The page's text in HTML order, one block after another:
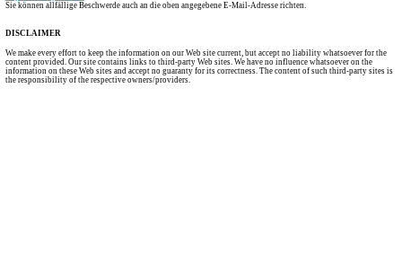
Sie können allfällige Beschwerde auch an die oben angegebene E-Mail-Adresse richten.
DISCLAIMER
We make every effort to keep the information on our Web site current, but accept no liability whatsoever for the
content provided. Our site contains links to third-party Web sites. We have no influence whatsoever on the
information on these Web sites and accept no guaranty for its correctness. The content of such third-party sites is
the responsibility of the respective owners/providers.